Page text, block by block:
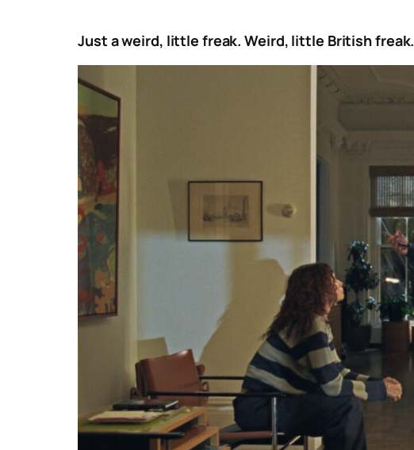
Just a weird, little freak. Weird, little British freak.